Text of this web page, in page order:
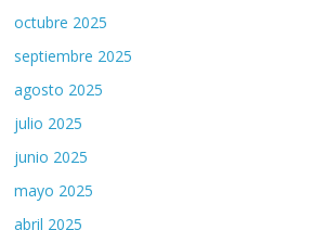
octubre 2025
septiembre 2025
agosto 2025
julio 2025
junio 2025
mayo 2025
abril 2025